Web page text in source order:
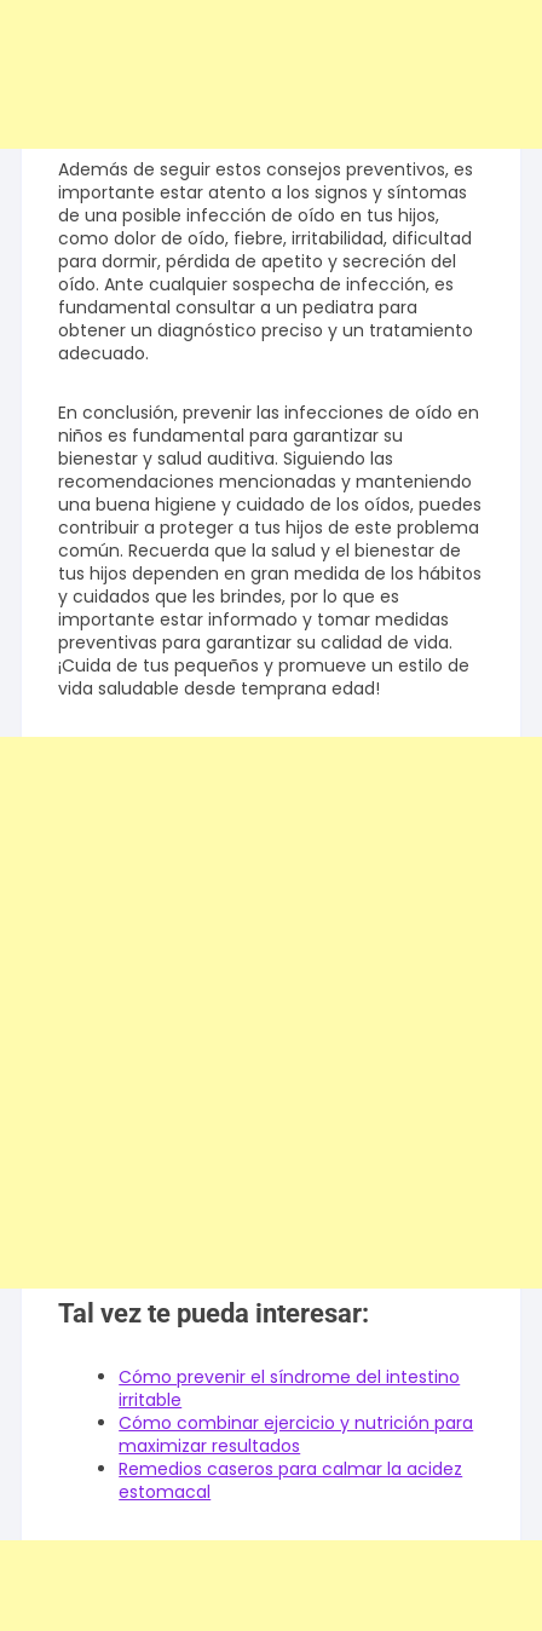
Además de seguir estos consejos preventivos, es
importante estar atento a los signos y síntomas
de una posible infección de oído en tus hijos,
como dolor de oído, fiebre, irritabilidad, dificultad
para dormir, pérdida de apetito y secreción del
oído. Ante cualquier sospecha de infección, es
fundamental consultar a un pediatra para
obtener un diagnóstico preciso y un tratamiento
adecuado.
En conclusión, prevenir las infecciones de oído en
niños es fundamental para garantizar su
bienestar y salud auditiva. Siguiendo las
recomendaciones mencionadas y manteniendo
una buena higiene y cuidado de los oídos, puedes
contribuir a proteger a tus hijos de este problema
común. Recuerda que la salud y el bienestar de
tus hijos dependen en gran medida de los hábitos
y cuidados que les brindes, por lo que es
importante estar informado y tomar medidas
preventivas para garantizar su calidad de vida.
¡Cuida de tus pequeños y promueve un estilo de
vida saludable desde temprana edad!
Tal vez te pueda interesar:
Cómo prevenir el síndrome del intestino
irritable
Cómo combinar ejercicio y nutrición para
maximizar resultados
Remedios caseros para calmar la acidez
estomacal